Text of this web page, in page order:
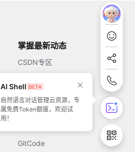
掌握最新动态
CSDN专区
51CTO
GitCode
AI Shell
自然语言对话管理云资源，专
属免费Token额度，欢迎试
用！